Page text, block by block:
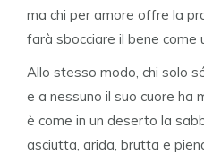
ma chi per amore offre la
farà sbocciare il bene come
Allo stesso modo, chi solo
e a nessuno il suo cuore ha
è come in un deserto la
asciutta, arida, brutta e